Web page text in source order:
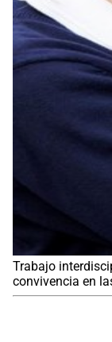
Trabajo
convivencia en